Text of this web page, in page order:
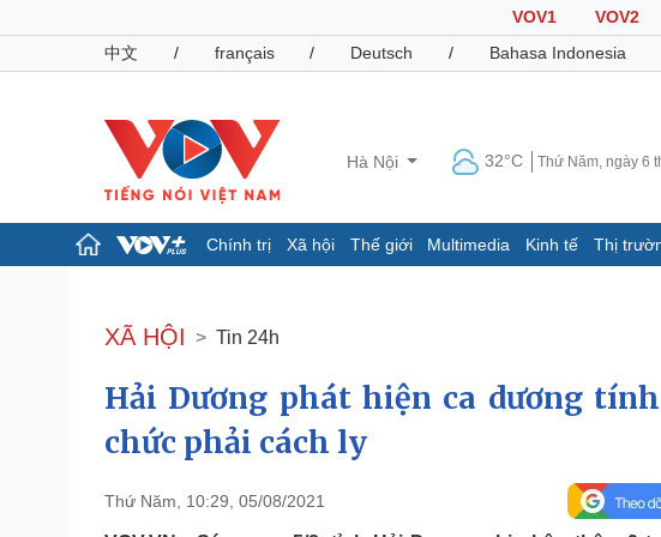
VOV1 VOV2
中文
/ français / Deutsch / Bahasa Indonesia
Hà Nội 32°C Thứ Năm, ngày 6
Chính trị Xã hội Thế giới Multimedia Kinh tế Thị
Đảng
Tổ chức nhân sự
Nhận diện sự thật
Dấu ấn VOV
Biển đảo
Pháp luật
Thể thao
Bóng đá
XÃ HỘI Tin 24h
Hải Dương phát hiện ca dương
chức phải cách ly
Thứ Năm, 10:29, 05/08/2021